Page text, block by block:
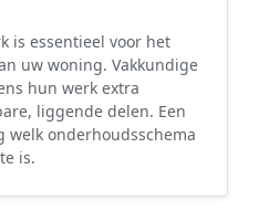
is essentieel voor het
uw woning. Vakkundige
hun werk extra
liggende delen. Een
welk onderhoudsschema
is.